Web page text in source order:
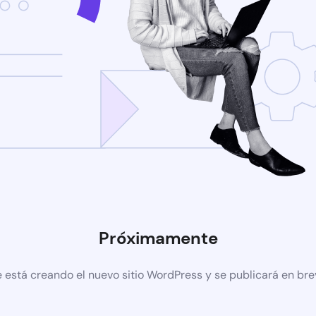
Próximamente
está creando el nuevo sitio WordPress y se publicará en